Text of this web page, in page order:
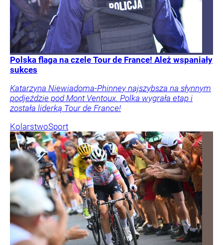
Polska flaga na czele Tour de France! Ależ wspaniały
sukces
Katarzyna Niewiadoma-Phinney najszybsza na słynnym
podjeździe pod Mont Ventoux. Polka wygrała etap i
została liderką Tour de France!
KolarstwoSport